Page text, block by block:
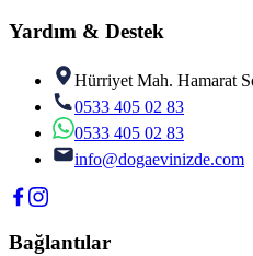
Yardım & Destek
Hürriyet Mah. Hamarat
0533 405 02 83
0533 405 02 83
info@dogaevinizde.com
Bağlantılar